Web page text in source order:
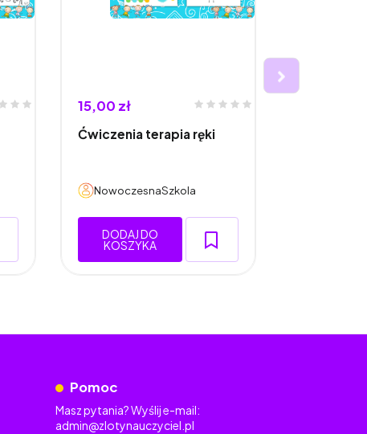
15,00 zł
Ćwiczenia terapia ręki
NowoczesnaSzkola
DODAJ DO
KOSZYKA
Pomoc
Masz pytania? Wyślij e-mail:
admin@zlotynauczyciel.pl